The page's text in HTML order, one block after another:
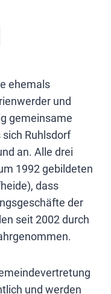
ehemals
und
gemeinsame
Ruhlsdorf
an. Alle drei
1992 gebildeten
dass
der
seit 2002 durch
und werden